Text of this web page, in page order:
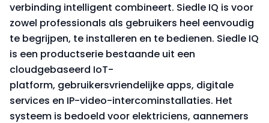
verbinding intelligent combineert. Siedle IQ is voor
zowel professionals als gebruikers heel eenvoudig
te begrijpen, te installeren en te bedienen. Siedle IQ
is een productserie bestaande uit een
cloudgebaseerd IoT-
platform, gebruikersvriendelijke apps, digitale
services en IP-video-intercominstallaties. Het
systeem is bedoeld voor elektriciens, aannemers